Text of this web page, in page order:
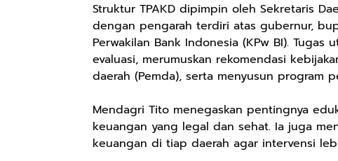
Struktur TPAKD dipimpin oleh Sekretaris
dengan pengarah terdiri atas gubernur,
Perwakilan Bank Indonesia (KPw BI).
evaluasi, merumuskan rekomendasi
daerah (Pemda), serta menyusun program
Mendagri Tito menegaskan pentingnya
keuangan yang legal dan sehat. Ia juga
keuangan di tiap daerah agar intervensi